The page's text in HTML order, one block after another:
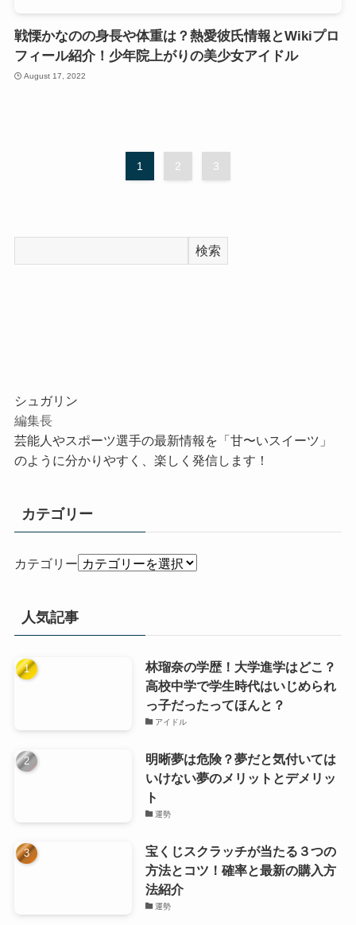
戦慄かなのの身長や体重は？熱愛彼氏情報とWikiプロ
フィール紹介！少年院上がりの美少女アイドル
August 17, 2022
1 2 3
検索
シュガリン
編集長
芸能人やスポーツ選手の最新情報を「甘〜いスイーツ」
のように分かりやすく、楽しく発信します！
カテゴリー
カテゴリー
人気記事
林瑠奈の学歴！大学進学はどこ？
高校中学で学生時代はいじめられ
っ子だったってほんと？
アイドル
明晰夢は危険？夢だと気付いては
いけない夢のメリットとデメリッ
ト
運勢
宝くじスクラッチが当たる３つの
方法とコツ！確率と最新の購入方
法紹介
運勢